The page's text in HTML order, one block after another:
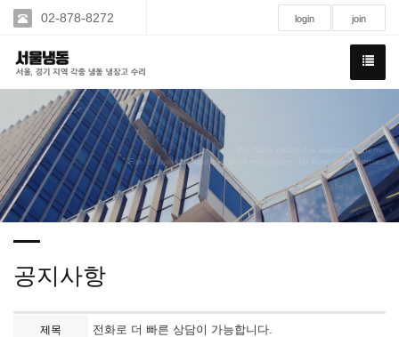
02-878-8272 login join
We have created a awesome theme
Far far away,behind the word mountains, far from the countries
공지사항
제목 전화로 더 빠른 상담이 가능합니다.